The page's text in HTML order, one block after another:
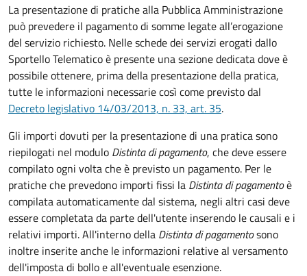
La presentazione di pratiche alla Pubblica Amministrazione
può prevedere il pagamento di somme legate all’erogazione
del servizio richiesto. Nelle schede dei servizi erogati dallo
Sportello Telematico è presente una sezione dedicata dove è
possibile ottenere, prima della presentazione della pratica,
tutte le informazioni necessarie così come previsto dal
Decreto legislativo 14/03/2013, n. 33, art. 35.
Gli importi dovuti per la presentazione di una pratica sono
riepilogati nel modulo Distinta di pagamento, che deve essere
compilato ogni volta che è previsto un pagamento. Per le
pratiche che prevedono importi fissi la Distinta di pagamentoè
compilata automaticamente dal sistema, negli altri casi deve
essere completata da parte dell'utente inserendo le causali e i
relativi importi.All'interno della Distinta di pagamentosono
inoltre inserite anche le informazioni relative al versamento
dell'imposta di bollo e all'eventuale esenzione.